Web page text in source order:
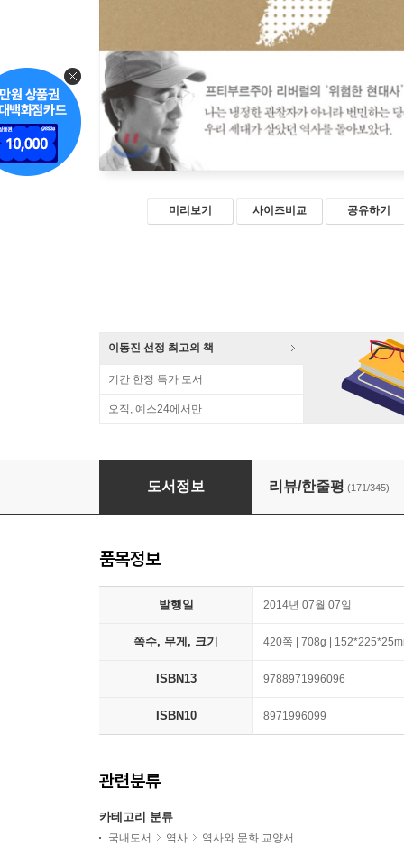
미리보기 사이즈비교 공유하기
이동진 선정 최고의 책
기간 한정 특가 도서
오직, 예스24에서만
나의 한국현대사
도서정보 리뷰/한줄평 (171/345)
품목정보
발행일 2014년 07월 07일
쪽수, 무게, 크기 420쪽 | 708g |
ISBN13 9788971996096
ISBN10 8971996099
관련분류
카테고리 분류
국내도서 역사
역사와 문화 교양서